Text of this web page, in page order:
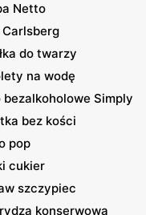
Netto
Carlsberg
do twarzy
na wodę
bezalkoholowe Simply
bez kości
pop
cukier
szczypiec
konserwowa